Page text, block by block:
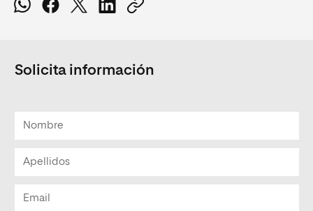
Solicita información